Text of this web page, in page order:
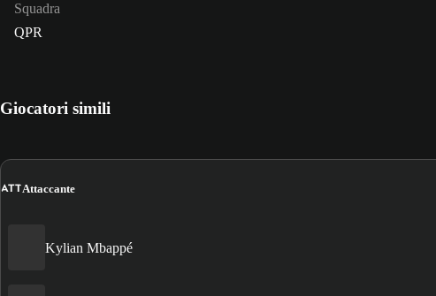
Squadra
QPR
Giocatori simili
ATTAttaccante
Kylian Mbappé